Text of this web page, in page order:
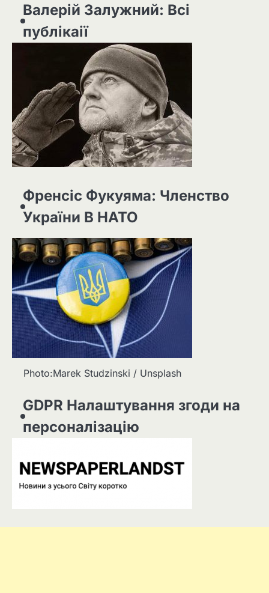
Валерій Залужний: Всі
публікаії
Френсіс Фукуяма: Членство
України В НАТО
Photo:Marek Studzinski / Unsplash
GDPR Налаштування згоди на
персоналізацію